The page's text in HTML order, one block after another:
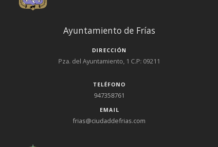
Ayuntamiento de Frías
DIRECCIÓN
Pza. del Ayuntamiento, 1 C.P: 09211
TELÉFONO
947358761
EMAIL
frias@ciudaddefrias.com